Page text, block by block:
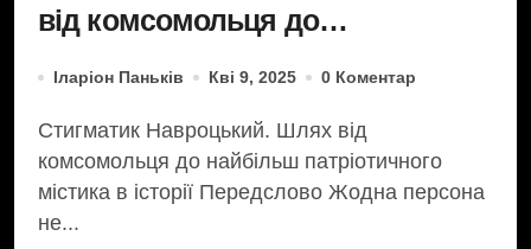
від комсомольця до
історії
Іларіон Паньків Кві 9, 2025 0 Коментар
Стигматик Навроцький. Шлях від
комсомольця до найбільш патріотичного
містика в історії Передслово Жодна персона
не...